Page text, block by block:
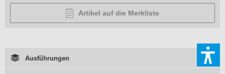
Artikel auf die Merkliste
Ausführungen